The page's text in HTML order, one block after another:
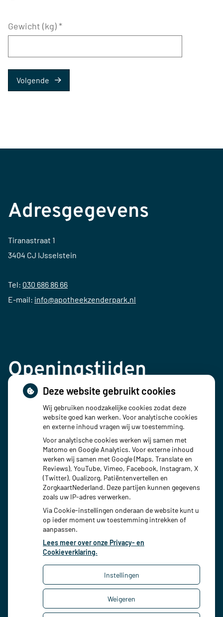
Gewicht (kg)*
Volgende
Adresgegevens
Tiranastraat 1
3404 CJ IJsselstein
Tel: 030 686 86 66
E-mail: info@apotheekzenderpark.nl
Openingstijden
Maandag:
08:00 - 18:00
08:00 - 18:00
Woensdag:
08:00 - 18:00
08:00 - 18:00
08:00 - 18:00
Uw Zorg Online|Beheer
Bezoek
onze
Bezoek
onze
Deze website gebruikt cookies
Wij gebruiken noodzakelijke cookies zodat deze
website goed kan werken. Voor analytische cookies
en externe inhoud vragen wij uw toestemming.
Voor analytische cookies werken wij samen met
Matomo en Google Analytics. Voor externe inhoud
werken wij samen met Google (Maps, Translate en
Reviews), YouTube, Vimeo, Facebook, Instagram, X
(Twitter), Qualizorg, Patiëntenvertellen en
ZorgkaartNederland. Deze partijen kunnen gegevens
zoals uw IP-adres verwerken.
Via Cookie-instellingen onderaan de website kunt u
op ieder moment uw toestemming intrekken of
aanpassen.
Lees meer over onze Privacy- en
Cookieverklaring.
Instellingen
Weigeren